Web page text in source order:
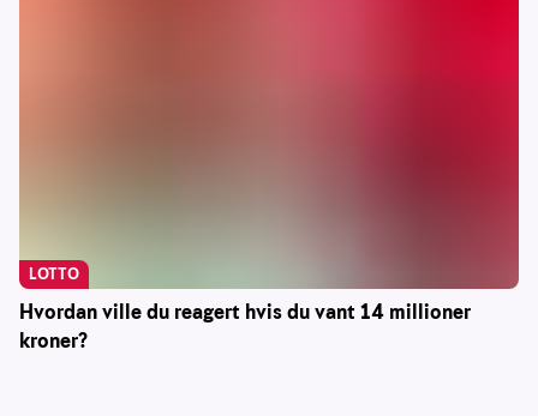
Hvordan ville du reagert hvis du vant 14 millioner
kroner?
LOTTO